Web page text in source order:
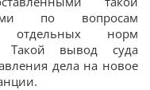
по вопросам
отдельных норм
Такой вывод суда
дела на новое